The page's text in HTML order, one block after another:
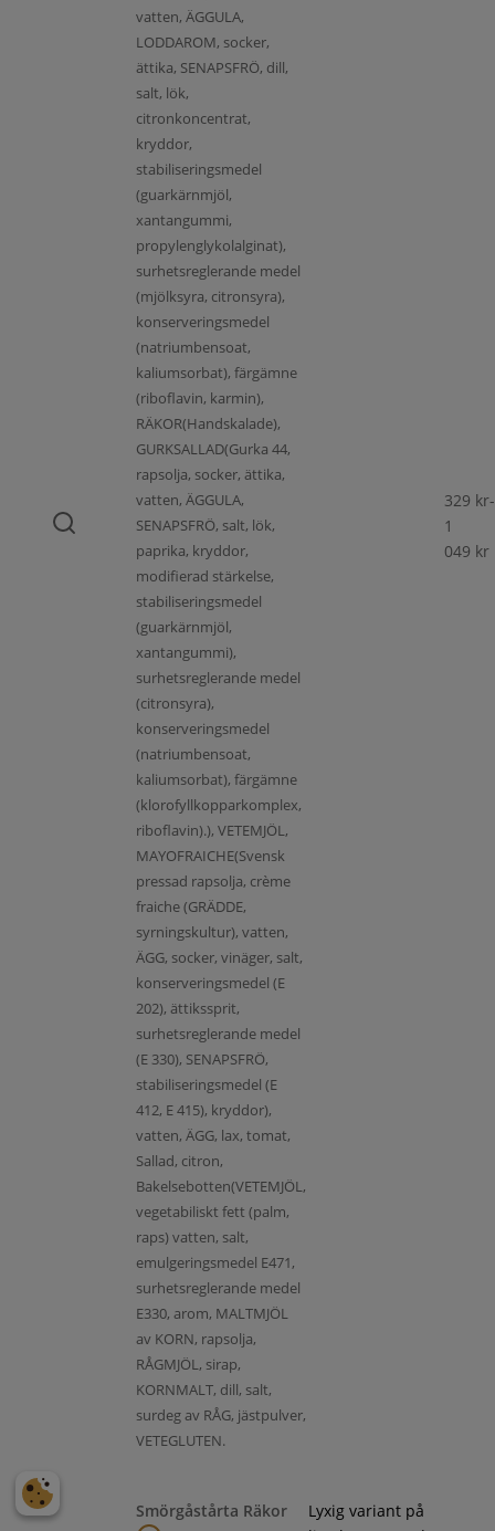
vatten, ÄGGULA,
LODDAROM, socker,
ättika, SENAPSFRÖ, dill,
salt, lök,
citronkoncentrat,
kryddor,
stabiliseringsmedel
(guarkärnmjöl,
xantangummi,
propylenglykolalginat),
surhetsreglerande medel
(mjölksyra, citronsyra),
konserveringsmedel
(natriumbensoat,
kaliumsorbat), färgämne
(riboflavin, karmin),
RÄKOR(Handskalade),
GURKSALLAD(Gurka 44,
rapsolja, socker, ättika,
vatten, ÄGGULA,
SENAPSFRÖ, salt, lök,
paprika, kryddor,
modifierad stärkelse,
stabiliseringsmedel
(guarkärnmjöl,
xantangummi),
surhetsreglerande medel
(citronsyra),
konserveringsmedel
(natriumbensoat,
kaliumsorbat), färgämne
(klorofyllkopparkomplex,
riboflavin).), VETEMJÖL,
MAYOFRAICHE(Svensk
pressad rapsolja, crème
fraiche (GRÄDDE,
syrningskultur), vatten,
ÄGG, socker, vinäger, salt,
konserveringsmedel (E
202), ättikssprit,
surhetsreglerande medel
(E 330), SENAPSFRÖ,
stabiliseringsmedel (E
412, E 415), kryddor),
vatten, ÄGG, lax, tomat,
Sallad, citron,
Bakelsebotten(VETEMJÖL,
vegetabiliskt fett (palm,
raps) vatten, salt,
emulgeringsmedel E471,
surhetsreglerande medel
E330, arom, MALTMJÖL
av KORN, rapsolja,
RÅGMJÖL, sirap,
KORNMALT, dill, salt,
surdeg av RÅG, jästpulver,
VETEGLUTEN.
329 kr-
1
049 kr
Smörgåstårta Räkor
Lyxig variant på